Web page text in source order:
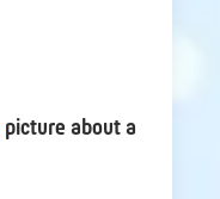
picture about a